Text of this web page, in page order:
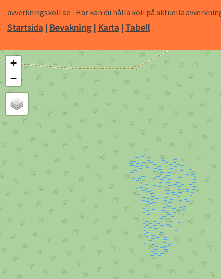
avverkningskoll.se - Här kan du hålla koll på aktuella
Startsida| Bevakning| Karta| Tabell
+
−